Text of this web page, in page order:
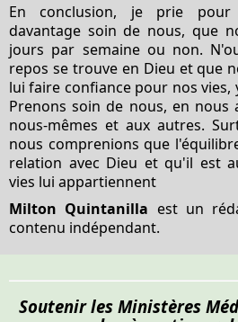
En conclusion, je prie
davantage soin de nous, que
jours par semaine ou non.
repos se trouve en Dieu et que
lui faire confiance pour nos
Prenons soin de nous, en nous
nous-mêmes et aux autres.
nous comprenions que
relation avec Dieu et qu'il est
vies lui appartiennent
Milton Quintanilla est un
contenu indépendant.
Soutenir les Ministères